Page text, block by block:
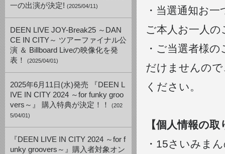
一の出演が決定! (2025/04/11)
DEEN LIVE JOY-Break25 ～DAN
CE IN CITY～ ツアーファイナル公
演 ＆ Billboard Liveの映像化を発
表！
(2025/04/01)
2025年6月11日(水)発売 『DEEN L
IVE IN CITY 2024 ～for funky groo
vers～』 購入特典が決定！！
(202
5/04/01)
『DEEN LIVE IN CITY 2024 ～for f
unky groovers～』購入者対象オン
・当選通知お
ご本人お一人
・ご当選者様
だけませんの
ください。
【個人情報の
・15さいみま